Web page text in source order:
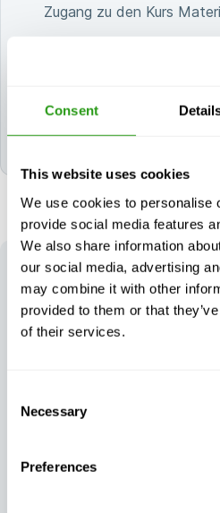
Consent
This website uses cookies
We use cookies to personalise
provide social media features
We also share information
our social media, advertising
may combine it with other
provided to them or that
of their services.
Selection
Necessary
Preferences
Zugang zu den Kurs
Sparen Sie bei Reisen
Überall verfügbar mit
Verbindung.
DER FMTC
Unser Ansatz gewährleistet
nicht nur zertifiziert und
sondern auch flexibel